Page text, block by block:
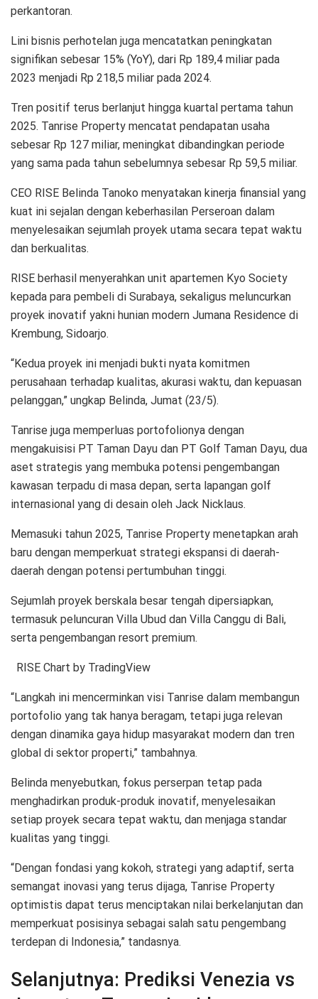
perkantoran.
Lini bisnis perhotelan juga mencatatkan peningkatan
signifikan sebesar 15% (YoY), dari Rp 189,4 miliar pada
2023 menjadi Rp 218,5 miliar pada 2024.
Tren positif terus berlanjut hingga kuartal pertama tahun
2025. Tanrise Property mencatat pendapatan usaha
sebesar Rp 127 miliar, meningkat dibandingkan periode
yang sama pada tahun sebelumnya sebesar Rp 59,5 miliar.
CEO RISE Belinda Tanoko menyatakan kinerja finansial yang
kuat ini sejalan dengan keberhasilan Perseroan dalam
menyelesaikan sejumlah proyek utama secara tepat waktu
dan berkualitas.
RISE berhasil menyerahkan unit apartemen Kyo Society
kepada para pembeli di Surabaya, sekaligus meluncurkan
proyek inovatif yakni hunian modern Jumana Residence di
Krembung, Sidoarjo.
“Kedua proyek ini menjadi bukti nyata komitmen
perusahaan terhadap kualitas, akurasi waktu, dan kepuasan
pelanggan,” ungkap Belinda, Jumat (23/5).
Tanrise juga memperluas portofolionya dengan
mengakuisisi PT Taman Dayu dan PT Golf Taman Dayu, dua
aset strategis yang membuka potensi pengembangan
kawasan terpadu di masa depan, serta lapangan golf
internasional yang di desain oleh Jack Nicklaus.
Memasuki tahun 2025, Tanrise Property menetapkan arah
baru dengan memperkuat strategi ekspansi di daerah-
daerah dengan potensi pertumbuhan tinggi.
Sejumlah proyek berskala besar tengah dipersiapkan,
termasuk peluncuran Villa Ubud dan Villa Canggu di Bali,
serta pengembangan resort premium.
RISE Chart by TradingView
“Langkah ini mencerminkan visi Tanrise dalam membangun
portofolio yang tak hanya beragam, tetapi juga relevan
dengan dinamika gaya hidup masyarakat modern dan tren
global di sektor properti,” tambahnya.
Belinda menyebutkan, fokus perserpan tetap pada
menghadirkan produk-produk inovatif, menyelesaikan
setiap proyek secara tepat waktu, dan menjaga standar
kualitas yang tinggi.
“Dengan fondasi yang kokoh, strategi yang adaptif, serta
semangat inovasi yang terus dijaga, Tanrise Property
optimistis dapat terus menciptakan nilai berkelanjutan dan
memperkuat posisinya sebagai salah satu pengembang
terdepan di Indonesia,” tandasnya.
Selanjutnya: Prediksi Venezia vs